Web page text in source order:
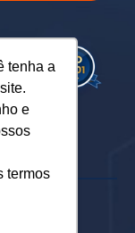
tenha a
e
termos